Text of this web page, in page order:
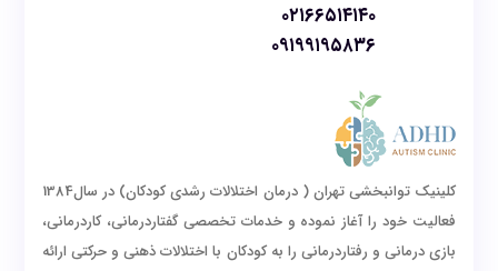
۰۲۱۶۶۵۱۴۱۴۰
۰۹۱۹۹۱۹۵۸۳۶
کلینیک توانبخشی تهران ( درمان اختلالات رشدی کودکان) در سال1384
فعالیت خود را آغاز نموده و خدمات تخصصی گفتاردرمانی، کاردرمانی،
بازی درمانی و رفتاردرمانی را به کودکان با اختلالات ذهنی و حرکتی ارائه